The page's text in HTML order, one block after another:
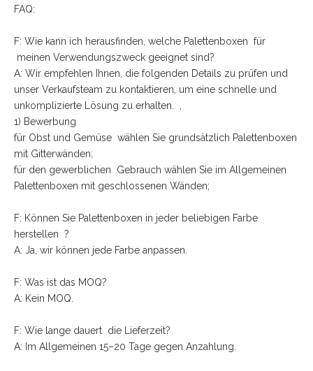
FAQ:
F: Wie kann ich herausfinden, welche Palettenboxen für
meinen Verwendungszweck geeignet sind?
A: Wir empfehlen Ihnen, die folgenden Details zu prüfen und
unser Verkaufsteam zu kontaktieren, um eine schnelle und
unkomplizierte Lösung zu erhalten. ,
1) Bewerbung
für Obst und Gemüse wählen Sie grundsätzlich Palettenboxen
mit Gitterwänden;
für den gewerblichen Gebrauch wählen Sie im Allgemeinen
Palettenboxen mit geschlossenen Wänden;
F: Können Sie Palettenboxen in jeder beliebigen Farbe
herstellen ?
A: Ja, wir können jede Farbe anpassen.
F: Was ist das MOQ?
A: Kein MOQ.
F: Wie lange dauert die Lieferzeit?
A: Im Allgemeinen 15–20 Tage gegen Anzahlung.